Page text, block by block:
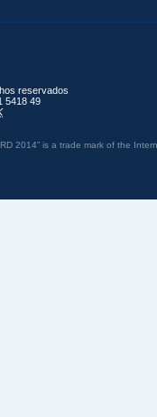
reservados
5418 49
2014” is a trade mark of the